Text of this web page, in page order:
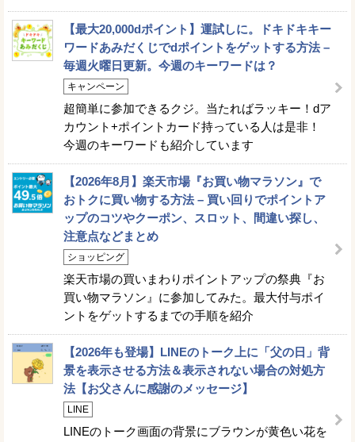
【最大20,000dポイント】運試しに。ドキドキキー
ワードあみだくじでdポイントをゲットする方法 –
毎週火曜日更新。今週のキーワードは？
キャンペーン
超簡単に参加できるクジ。当たればラッキー！dア
カウント+ポイントカード持っている人は是非！
今週のキーワードも紹介しています
【2026年8月】楽天市場『お買い物マラソン』で
おトクに買い物する方法 – 買い回りでポイントア
ップのコツやクーポン、スロット、間違い探し、
注意点などまとめ
ショッピング
楽天市場の買いまわりポイントアップの祭典『お
買い物マラソン』に参加してみた。最大付与ポイ
ントをゲットするまでの手順を紹介
【2026年も登場】LINEのトーク上に「父の日」背
景を表示させる方法＆表示されない場合の対処方
法【お父さんに感謝のメッセージ】
LINE
LINEのトーク画面の背景にブラウンが黄色い花を